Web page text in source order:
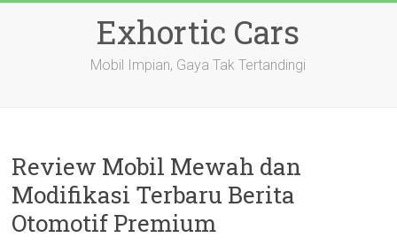
Exhortic Cars
Mobil Impian, Gaya Tak Tertandingi
Review Mobil Mewah dan
Modifikasi Terbaru Berita
Otomotif Premium